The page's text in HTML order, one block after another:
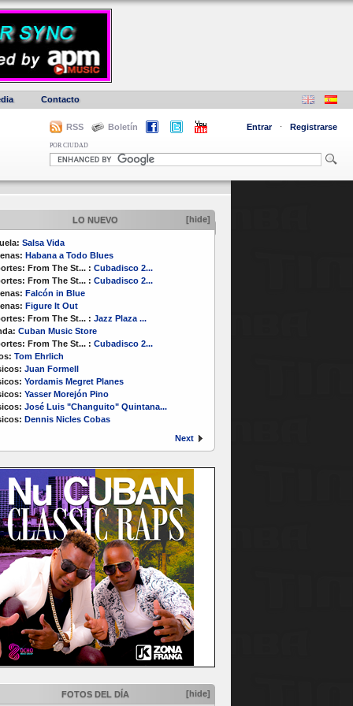
Contacto
RSS Boletín Entrar · Registrarse
POR CIUDAD
LO NUEVO [hide]
Salsa Vida
Habana a Todo Blues
From The St... : Cubadisco 2...
From The St... : Cubadisco 2...
Falcón in Blue
Figure It Out
From The St... : Jazz Plaza ...
Cuban Music Store
From The St... : Cubadisco 2...
Tom Ehrlich
Juan Formell
Yordamis Megret Planes
Yasser Morejón Pino
José Luis "Changuito" Quintana...
Dennis Nicles Cobas
Next
FOTOS DEL DÍA [hide]